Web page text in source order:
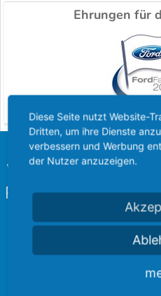
Ehrungen für
Wir freuen uns,
Partner des
Schaut doch einmal bei
hinterlasst
Diese Seite nutzt Website-
Dritten, um ihre Dienste
verbessern und Werbung
der Nutzer anzuzeigen.